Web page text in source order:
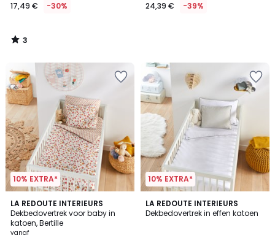
17,49 € -30%
3
/
24,39 € -39%
10% EXTRA*
LA REDOUTE INTERIEURS
Dekbedovertrek voor baby in
katoen, Bertille
vanaf
5
/
5
10% EXTRA*
LA REDOUTE INTERIEURS
Dekbedovertrek in effen katoen